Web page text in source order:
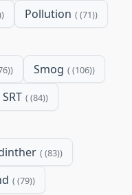
Pollution (71)
Smog (106)
SRT (84)
(83)
(79)